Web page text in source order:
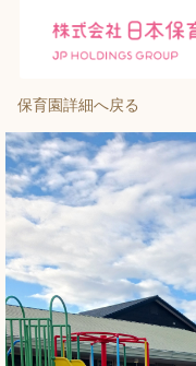
施設を探す
会社概要
保育園詳細へ戻る